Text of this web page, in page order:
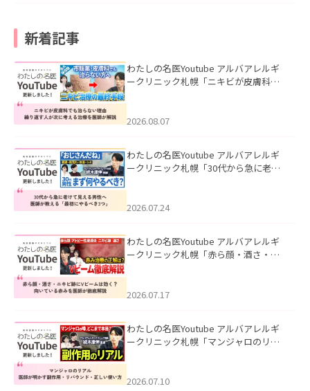
新着記事
わたしの名医Youtube アルバアレルギ
ークリニック札幌「ニキビが皮膚科で
ました。
2026.08.07
わたしの名医Youtube アルバアレルギ
ークリニック札幌「30代から急に老け
た。
2026.07.24
わたしの名医Youtube アルバアレルギ
ークリニック札幌「赤ら顔・酒さ・ニ
した。
2026.07.17
わたしの名医Youtube アルバアレルギ
ークリニック札幌「マンジャロのリア
た。
2026.07.10